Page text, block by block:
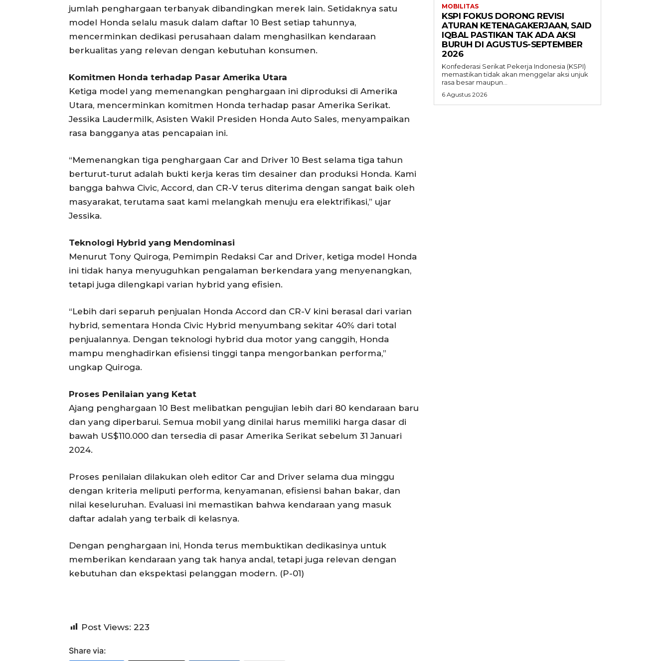
jumlah penghargaan terbanyak dibandingkan merek lain. Setidaknya satu
model Honda selalu masuk dalam daftar 10 Best setiap tahunnya,
mencerminkan dedikasi perusahaan dalam menghasilkan kendaraan
berkualitas yang relevan dengan kebutuhan konsumen.
Komitmen Honda terhadap Pasar Amerika Utara
Ketiga model yang memenangkan penghargaan ini diproduksi di Amerika
Utara, mencerminkan komitmen Honda terhadap pasar Amerika Serikat.
Jessika Laudermilk, Asisten Wakil Presiden Honda Auto Sales, menyampaikan
rasa bangganya atas pencapaian ini.
“Memenangkan tiga penghargaan Car and Driver 10 Best selama tiga tahun
berturut-turut adalah bukti kerja keras tim desainer dan produksi Honda. Kami
bangga bahwa Civic, Accord, dan CR-V terus diterima dengan sangat baik oleh
masyarakat, terutama saat kami melangkah menuju era elektrifikasi,” ujar
Jessika.
Teknologi Hybrid yang Mendominasi
Menurut Tony Quiroga, Pemimpin Redaksi Car and Driver, ketiga model Honda
ini tidak hanya menyuguhkan pengalaman berkendara yang menyenangkan,
tetapi juga dilengkapi varian hybrid yang efisien.
“Lebih dari separuh penjualan Honda Accord dan CR-V kini berasal dari varian
hybrid, sementara Honda Civic Hybrid menyumbang sekitar 40% dari total
penjualannya. Dengan teknologi hybrid dua motor yang canggih, Honda
mampu menghadirkan efisiensi tinggi tanpa mengorbankan performa,”
ungkap Quiroga.
Proses Penilaian yang Ketat
Ajang penghargaan 10 Best melibatkan pengujian lebih dari 80 kendaraan baru
dan yang diperbarui. Semua mobil yang dinilai harus memiliki harga dasar di
bawah US$110.000 dan tersedia di pasar Amerika Serikat sebelum 31 Januari
2024.
Proses penilaian dilakukan oleh editor Car and Driver selama dua minggu
dengan kriteria meliputi performa, kenyamanan, efisiensi bahan bakar, dan
nilai keseluruhan. Evaluasi ini memastikan bahwa kendaraan yang masuk
daftar adalah yang terbaik di kelasnya.
Dengan penghargaan ini, Honda terus membuktikan dedikasinya untuk
memberikan kendaraan yang tak hanya andal, tetapi juga relevan dengan
kebutuhan dan ekspektasi pelanggan modern. (P-01)
Post Views: 223
Share via:
MOBILITAS
KSPI FOKUS DORONG REVISI
ATURAN KETENAGAKERJAAN, SAID
IQBAL PASTIKAN TAK ADA AKSI
BURUH DI AGUSTUS-SEPTEMBER
2026
Konfederasi Serikat Pekerja Indonesia (KSPI)
memastikan tidak akan menggelar aksi unjuk
rasa besar maupun...
6 Agustus 2026